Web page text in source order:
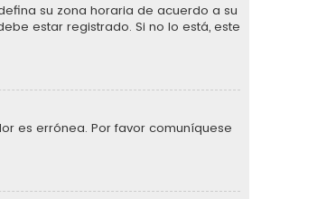
su zona horaria de acuerdo a su
estar registrado. Si no lo está, este
es errónea. Por favor comuníquese